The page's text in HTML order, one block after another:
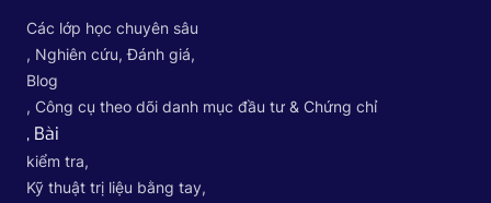
Các lớp học chuyên sâu
, Nghiên cứu, Đánh giá,
Blog
, Công cụ theo dõi danh mục đầu tư & Chứng chỉ
, Bài
kiểm tra,
Kỹ thuật trị liệu bằng tay,